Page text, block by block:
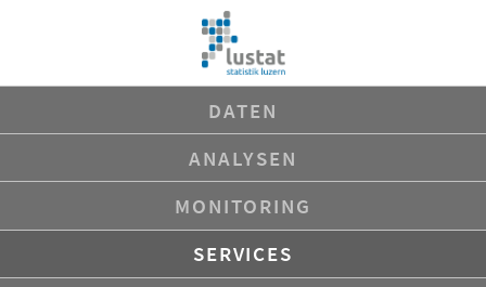
DATEN
ANALYSEN
MONITORING
SERVICES